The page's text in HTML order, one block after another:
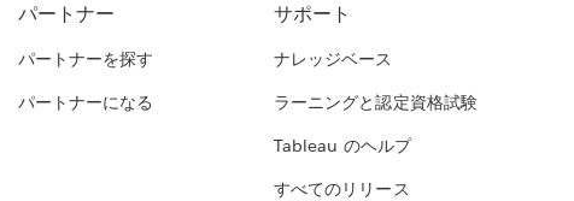
パートナー
パートナーを探す
パートナーになる
サポート
ナレッジベース
ラーニングと認定資格試験
Tableau のヘルプ
すべてのリリース